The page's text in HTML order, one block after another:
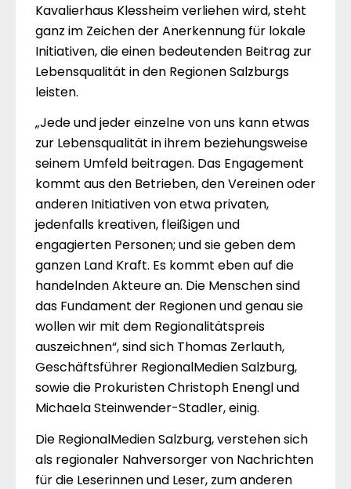
Kavalierhaus Klessheim verliehen wird, steht
ganz im Zeichen der Anerkennung für lokale
Initiativen, die einen bedeutenden Beitrag zur
Lebensqualität in den Regionen Salzburgs
leisten.
„Jede und jeder einzelne von uns kann etwas
zur Lebensqualität in ihrem beziehungsweise
seinem Umfeld beitragen. Das Engagement
kommt aus den Betrieben, den Vereinen oder
anderen Initiativen von etwa privaten,
jedenfalls kreativen, fleißigen und
engagierten Personen; und sie geben dem
ganzen Land Kraft. Es kommt eben auf die
handelnden Akteure an. Die Menschen sind
das Fundament der Regionen und genau sie
wollen wir mit dem Regionalitätspreis
auszeichnen“, sind sich Thomas Zerlauth,
Geschäftsführer RegionalMedien Salzburg,
sowie die Prokuristen Christoph Enengl und
Michaela Steinwender-Stadler, einig.
Die RegionalMedien Salzburg, verstehen sich
als regionaler Nahversorger von Nachrichten
für die Leserinnen und Leser, zum anderen